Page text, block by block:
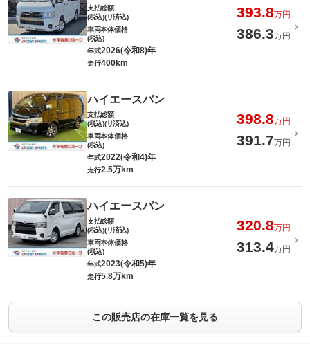
支払総額
(税込)(リ済込)
393.8万円
車両本体価格
(税込)
386.3万円
年式2026(令和8)年
走行400km
ハイエースバン
支払総額
(税込)(リ済込)
398.8万円
車両本体価格
(税込)
391.7万円
年式2022(令和4)年
走行2.5万km
ハイエースバン
支払総額
(税込)(リ済込)
320.8万円
車両本体価格
(税込)
313.4万円
年式2023(令和5)年
走行5.8万km
この販売店の在庫一覧を見る